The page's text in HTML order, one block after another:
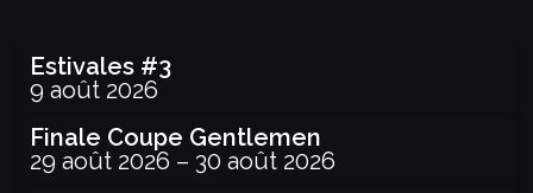
Estivales #3
9 août 2026
Finale Coupe Gentlemen
29 août 2026 – 30 août 2026